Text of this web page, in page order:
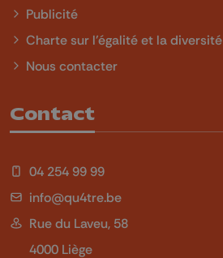
Publicité
Charte sur l'égalité et la diversité
Nous contacter
Contact
04 254 99 99
info@qu4tre.be
Rue du Laveu, 58
4000 Liège